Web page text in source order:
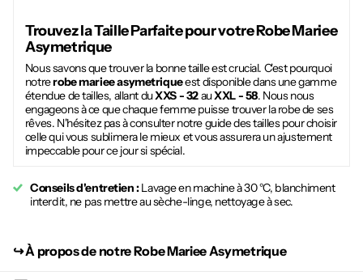
Trouvez la Taille Parfaite pour votreRobe Mariee
Asymetrique
Nous savons que trouver la bonne taille est crucial. C'est pourquoi
notrerobe mariee asymetriqueest disponible dans une gamme
étendue de tailles, allant duXXS - 32auXXL - 58. Nous nous
engageons à ce que chaque femme puisse trouver la robe de ses
rêves. N'hésitez pas à consulter notre guide des tailles pour choisir
celle qui vous sublimera le mieux et vous assurera un ajustement
impeccable pour ce jour si spécial.
Conseils d'entretien :Lavage en machine à 30 °C, blanchiment
interdit, ne pas mettre au sèche-linge, nettoyage à sec.
↪︎À propos de notre Robe Mariee Asymetrique